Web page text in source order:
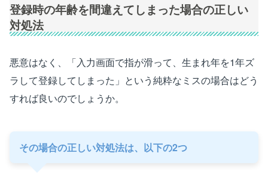
登録時の年齢を間違えてしまった場合の正しい
対処法
悪意はなく、「入力画面で指が滑って、生まれ年を1年ズ
ラして登録してしまった」という純粋なミスの場合はどう
すれば良いのでしょうか。
その場合の正しい対処法は、以下の2つ